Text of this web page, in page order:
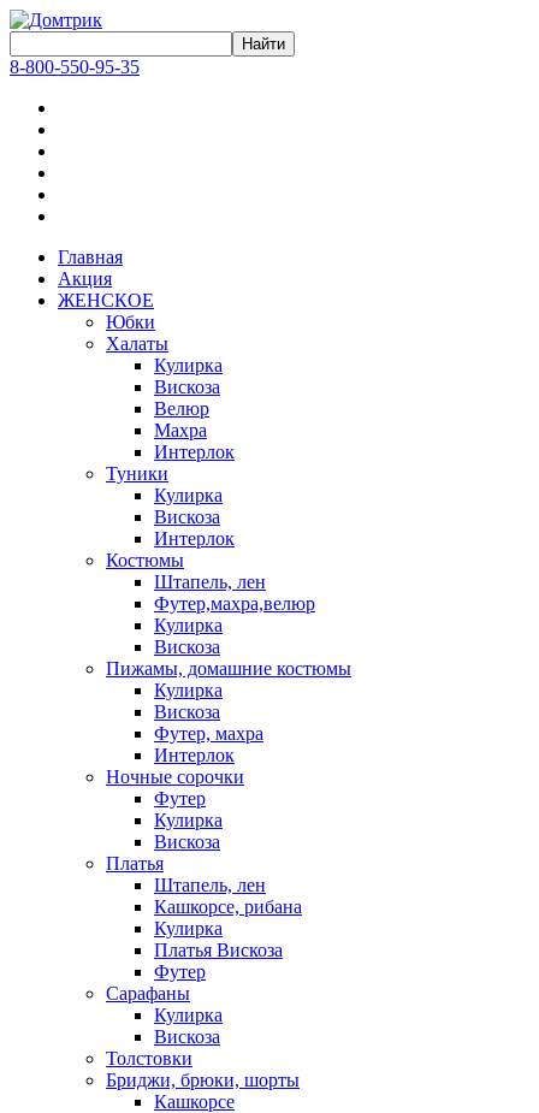
8-800-550-95-35
Главная
Акция
ЖЕНСКОЕ
Юбки
Халаты
Кулирка
Вискоза
Велюр
Махра
Интерлок
Туники
Кулирка
Вискоза
Интерлок
Костюмы
Штапель, лен
Футер,махра,велюр
Кулирка
Вискоза
Пижамы, домашние костюмы
Кулирка
Вискоза
Футер, махра
Интерлок
Ночные сорочки
Футер
Кулирка
Вискоза
Платья
Штапель, лен
Кашкорсе, рибана
Кулирка
Платья Вискоза
Футер
Сарафаны
Кулирка
Вискоза
Толстовки
Бриджи, брюки, шорты
Кашкорсе